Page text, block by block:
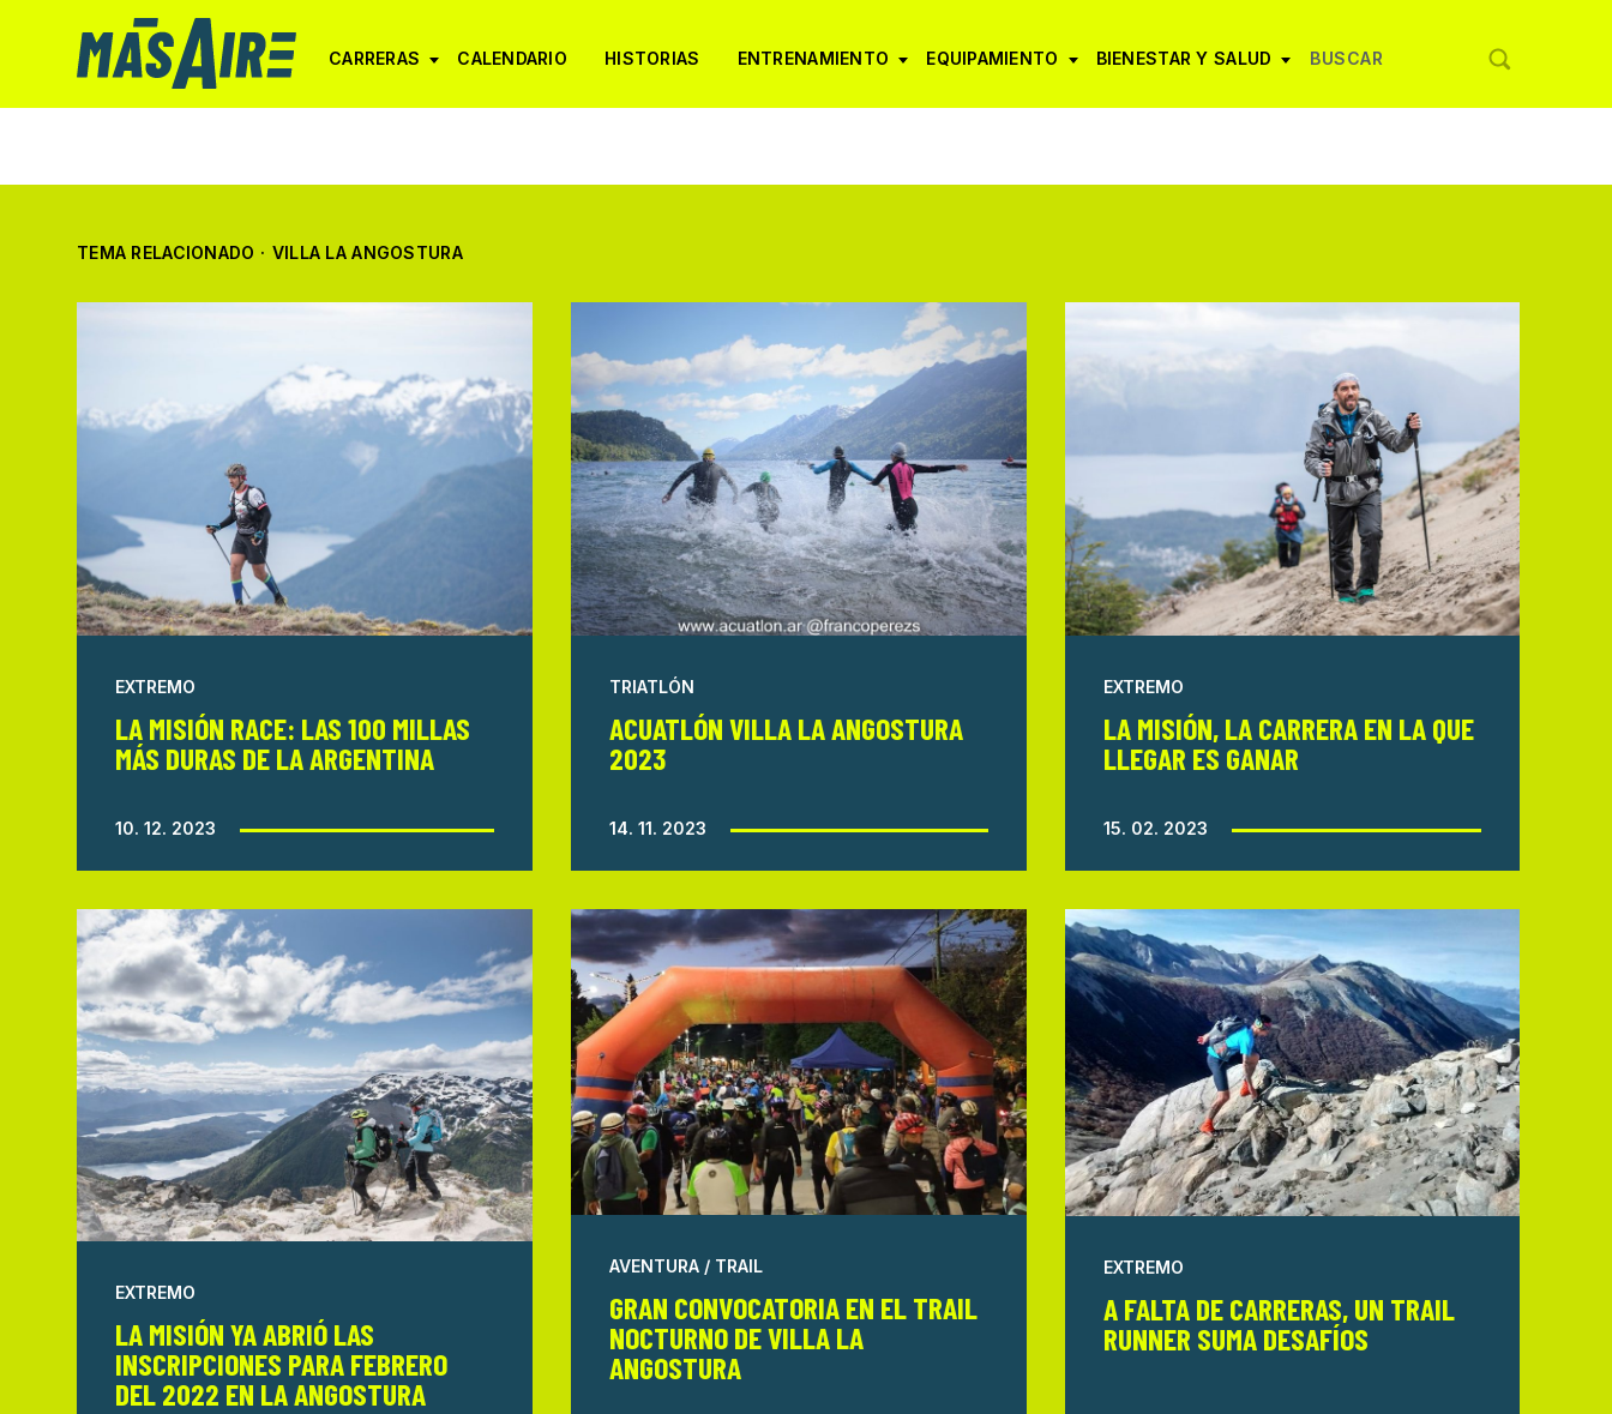
CARRERAS CALENDARIO HISTORIAS ENTRENAMIENTO EQUIPAMIENTO BIENESTAR Y SALUD
TEMA RELACIONADO · VILLA LA ANGOSTURA
EXTREMO
LA MISIÓN RACE: LAS 100 MILLAS
MÁS DURAS DE LA ARGENTINA
10. 12. 2023
TRIATLÓN
ACUATLÓN VILLA LA ANGOSTURA
2023
14. 11. 2023
EXTREMO
LA MISIÓN, LA CARRERA EN LA QUE
LLEGAR ES GANAR
15. 02. 2023
EXTREMO
LA MISIÓN YA ABRIÓ LAS
INSCRIPCIONES PARA FEBRERO
DEL 2022 EN LA ANGOSTURA
AVENTURA / TRAIL
GRAN CONVOCATORIA EN EL TRAIL
NOCTURNO DE VILLA LA
ANGOSTURA
EXTREMO
A FALTA DE CARRERAS, UN TRAIL
RUNNER SUMA DESAFÍOS